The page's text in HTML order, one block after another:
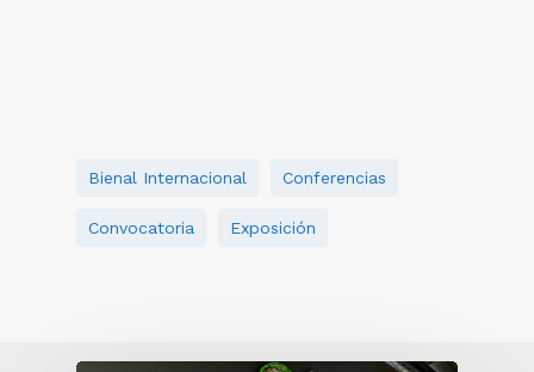
Bienal Internacional Conferencias
Convocatoria Exposición